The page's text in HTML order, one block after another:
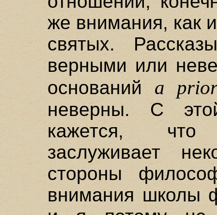
же внимания, как
святых.
верными или
основанийa
неверны. С
кажется,
заслуживает
стороны
внимания школы